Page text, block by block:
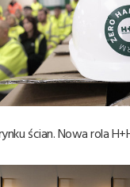
ścian. Nowa rola